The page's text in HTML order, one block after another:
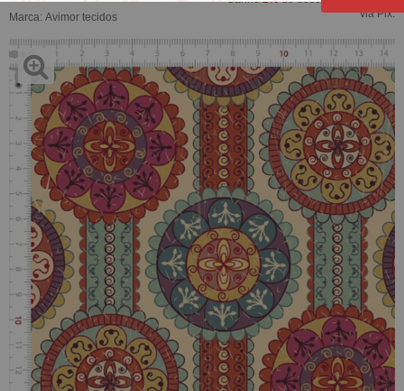
Marca: Avimor tecidos
via Pix.